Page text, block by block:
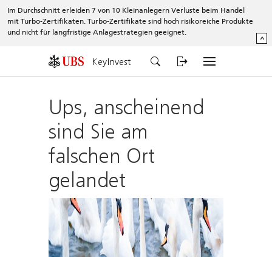
Im Durchschnitt erleiden 7 von 10 Kleinanlegern Verluste beim Handel
mit Turbo-Zertifikaten. Turbo-Zertifikate sind hoch risikoreiche Produkte
und nicht für langfristige Anlagestrategien geeignet.
^
KeyInvest
Ups, anscheinend
sind Sie am
falschen Ort
gelandet